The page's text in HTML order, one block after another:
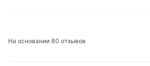
На основании 80 отзывов